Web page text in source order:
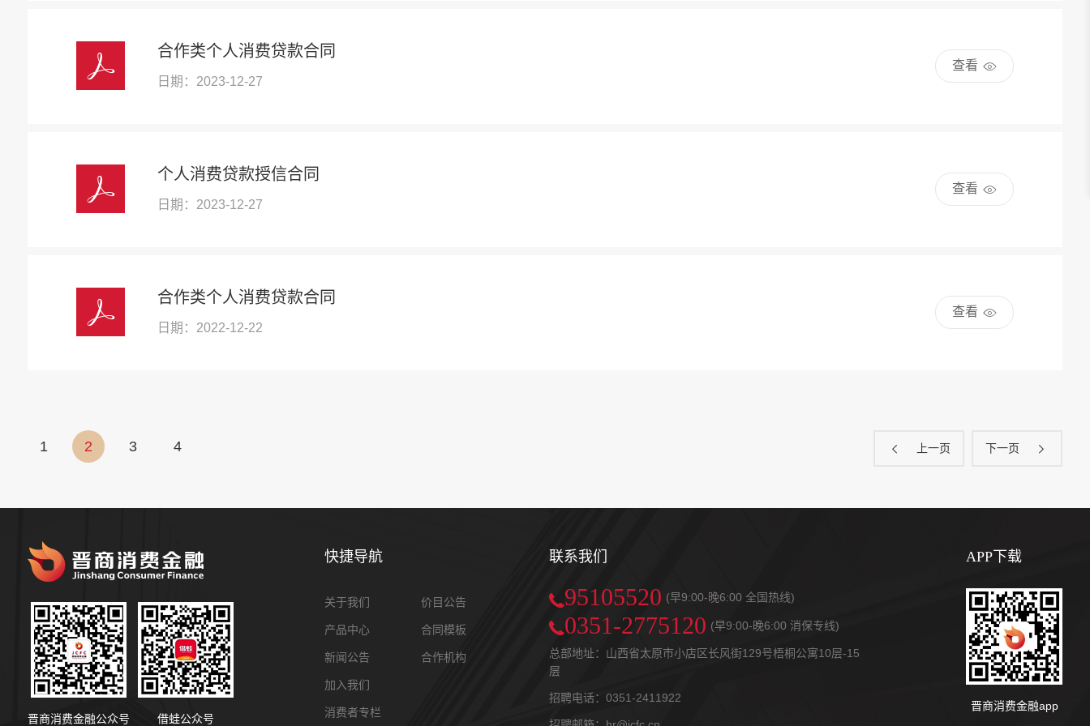
合作类个人消费贷款合同
日期：2023-12-27
查看
个人消费贷款授信合同
日期：2023-12-27
查看
合作类个人消费贷款合同
日期：2022-12-22
查看
1 2 3 4 上一页 下一页
晋商消费金融公众号 借蛙公众号
快捷导航
关于我们
产品中心
新闻公告
加入我们
消费者专栏
价目公告
合同模板
合作机构
联系我们
95105520 (早9:00-晚6:00 全国热线)
0351-2775120 (早9:00-晚6:00 消保专线)
总部地址：山西省太原市小店区长风街129号梧桐公寓10层-15
层
招聘电话：0351-2411922
APP下载
晋商消费金融app